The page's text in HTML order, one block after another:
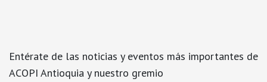
Entérate de las noticias y eventos más importantes de
ACOPI Antioquia y nuestro gremio